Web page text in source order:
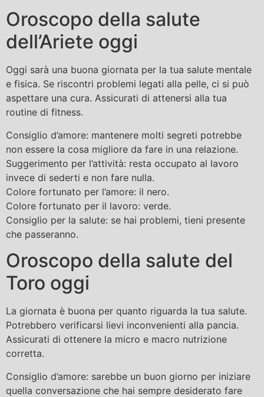
Oroscopo della salute
dell’Ariete oggi
Oggi sarà una buona giornata per la tua salute mentale
e fisica. Se riscontri problemi legati alla pelle, ci si può
aspettare una cura. Assicurati di attenersi alla tua
routine di fitness.
Consiglio d’amore: mantenere molti segreti potrebbe
non essere la cosa migliore da fare in una relazione.
Suggerimento per l’attività: resta occupato al lavoro
invece di sederti e non fare nulla.
Colore fortunato per l’amore: il nero.
Colore fortunato per il lavoro: verde.
Consiglio per la salute: se hai problemi, tieni presente
che passeranno.
Oroscopo della salute del
Toro oggi
La giornata è buona per quanto riguarda la tua salute.
Potrebbero verificarsi lievi inconvenienti alla pancia.
Assicurati di ottenere la micro e macro nutrizione
corretta.
Consiglio d’amore: sarebbe un buon giorno per iniziare
quella conversazione che hai sempre desiderato fare